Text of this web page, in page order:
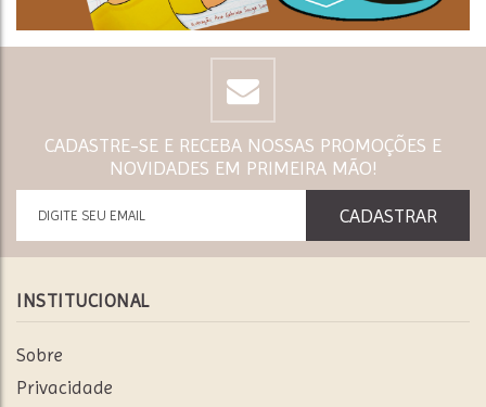
CADASTRE-SE E RECEBA NOSSAS PROMOÇÕES E
NOVIDADES EM PRIMEIRA MÃO!
INSTITUCIONAL
Sobre
Privacidade